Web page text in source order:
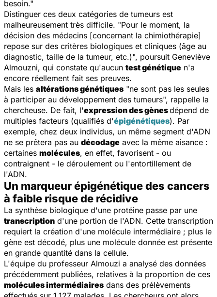
besoin."
Distinguer ces deux catégories de tumeurs est
malheureusement très difficile. "Pour le moment, la
décision des médecins [concernant la chimiothérapie]
repose sur des critères biologiques et cliniques (âge au
diagnostic, taille de la tumeur, etc.)", poursuit Geneviève
Almouzni, qui constate qu'aucun test génétique n'a
encore réellement fait ses preuves.
Mais les altérations génétiques "ne sont pas les seules
à participer au développement des tumeurs", rappelle la
chercheuse. De fait, l'expression des gènesdépend de
multiples facteurs (qualifiés d'épigénétiques). Par
exemple, chez deux individus, un même segment d'ADN
ne se prêtera pas au décodage avec la même aisance :
certaines molécules, en effet, favorisent - ou
contraignent - le déroulement ou l'entortillement de
l'ADN.
Un marqueur épigénétique des cancers
à faible risque de récidive
La synthèse biologique d'une protéine passe par une
transcription d'une portion de l'ADN. Cette transcription
requiert la création d'une molécule intermédiaire ; plus le
gène est décodé, plus une molécule donnée est présente
en grande quantité dans la cellule.
L'équipe du professeur Almouzi a analysé des données
précédemment publiées, relatives à la proportion de ces
molécules intermédiaires dans des prélèvements